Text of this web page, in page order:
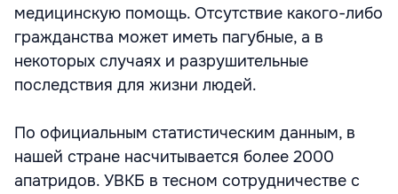
медицинскую помощь. Отсутствие какого-либо
гражданства может иметь пагубные, а в
некоторых случаях и разрушительные
последствия для жизни людей.
По официальным статистическим данным, в
нашей стране насчитывается более 2000
апатридов. УВКБ в тесном сотрудничестве с